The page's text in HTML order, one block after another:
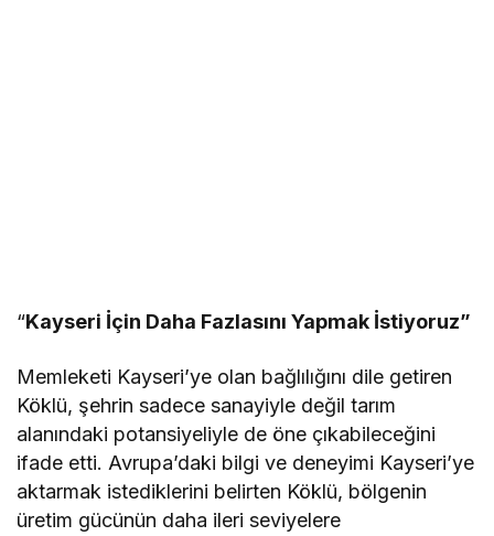
“Kayseri İçin Daha Fazlasını Yapmak İstiyoruz”
Memleketi Kayseri’ye olan bağlılığını dile getiren
Köklü, şehrin sadece sanayiyle değil tarım
alanındaki potansiyeliyle de öne çıkabileceğini
ifade etti. Avrupa’daki bilgi ve deneyimi Kayseri’ye
aktarmak istediklerini belirten Köklü, bölgenin
üretim gücünün daha ileri seviyelere